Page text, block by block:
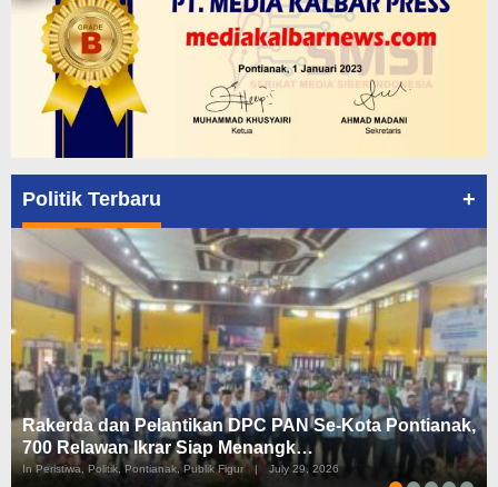
Politik Terbaru +
Rakerda dan Pelantikan DPC PAN Se-Kota Pontianak,
700 Relawan Ikrar Siap Menangk…
In Peristiwa, Politik, Pontianak, Publik Figur July 29, 2026